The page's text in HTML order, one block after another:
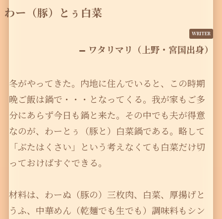
わー（豚）とぅ白菜
ワタリマリ（上野・宮国出身）
冬がやってきた。内地に住んでいると、この時期
晩ご飯は鍋で・・・となってくる。我が家もご多
分にあらず今日も鍋と来た。その中でも夫が得意
なのが、わーとぅ（豚と）白菜鍋である。略して
「ぶたはくさい」という考えなくても白菜だけ切
っておけばすぐできる。
材料は、わーぬ（豚の）三枚肉、白菜、厚揚げと
うふ、中華めん（乾麺でも生でも）調味料もシン